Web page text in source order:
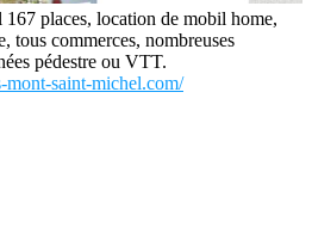
places, location de mobil home,
tous commerces, nombreuses
pédestre ou VTT.
saint-michel.com/